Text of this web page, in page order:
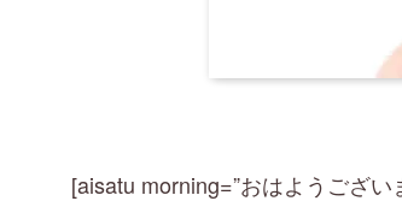
[aisatu morning=”おはようござい